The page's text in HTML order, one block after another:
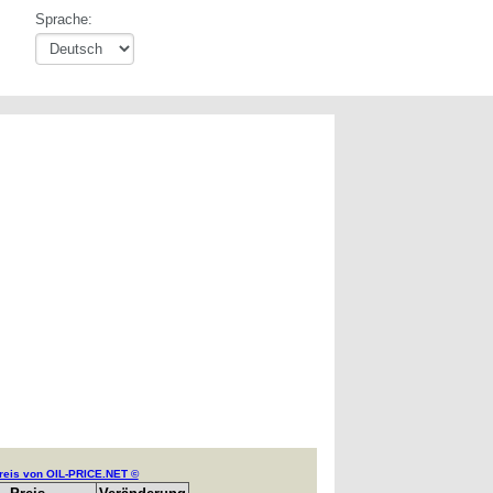
Sprache:
von OIL-PRICE.NET ©